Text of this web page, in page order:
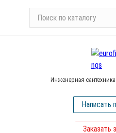
и
Инженерная
Написать
Заказать